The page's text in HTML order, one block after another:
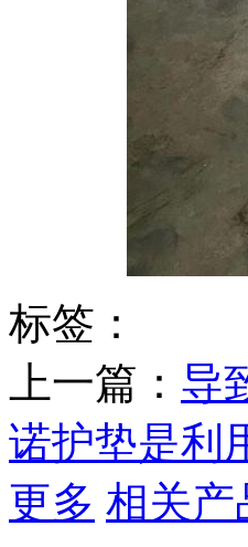
标签：
上一篇： 导
诺护垫是利
更多 相关产